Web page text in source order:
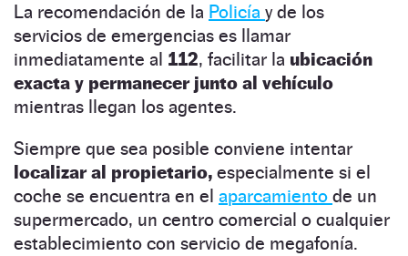
La recomendación de la Policía y de los
servicios de emergencias es llamar
inmediatamente al 112, facilitar la ubicación
exacta y permanecer junto al vehículo
mientras llegan los agentes.
Siempre que sea posible conviene intentar
localizar al propietario, especialmente si el
coche se encuentra en el aparcamiento de un
supermercado, un centro comercial o cualquier
establecimiento con servicio de megafonía.